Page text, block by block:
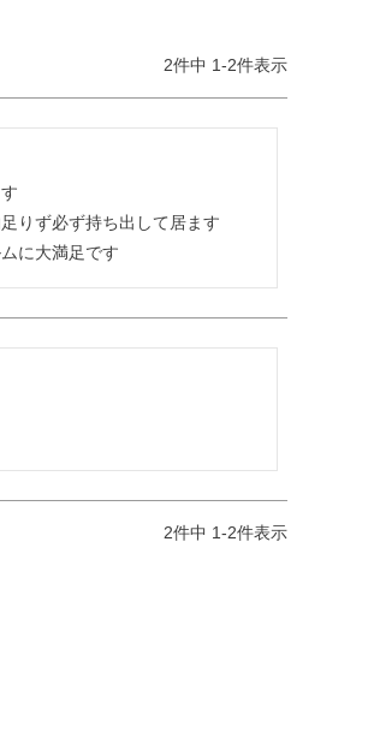
2件中 1-2件表示
りず必ず持ち出して居ます
に大満足です
2件中 1-2件表示